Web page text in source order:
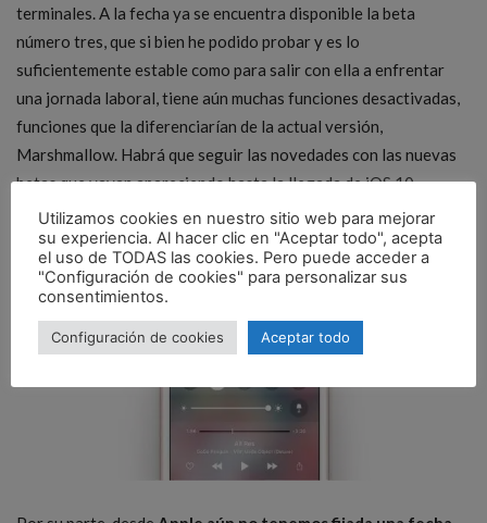
terminales. A la fecha ya se encuentra disponible la beta
número tres, que si bien he podido probar y es lo
suficientemente estable como para salir con ella a enfrentar
una jornada laboral, tiene aún muchas funciones desactivadas,
funciones que la diferenciarían de la actual versión,
Marshmallow. Habrá que seguir las novedades con las nuevas
betas que vayan apareciendo hasta la llegada de iOS 10.
Utilizamos cookies en nuestro sitio web para mejorar
su experiencia. Al hacer clic en "Aceptar todo", acepta
el uso de TODAS las cookies. Pero puede acceder a
"Configuración de cookies" para personalizar sus
consentimientos.
Configuración de cookies Aceptar todo